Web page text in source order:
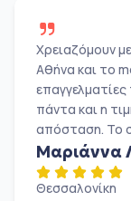
Χρειαζόμουν
Αθήνα και το
πάντα και η
απόσταση. Το
Μαριάννα
Θεσσαλονίκη